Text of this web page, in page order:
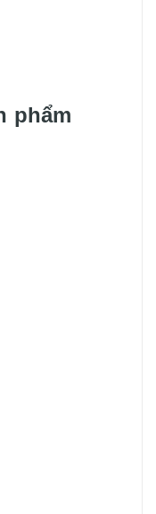
phẩm